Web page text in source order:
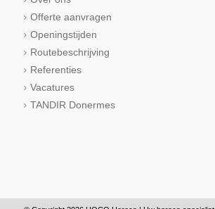
Offerte aanvragen
Openingstijden
Routebeschrijving
Referenties
Vacatures
TANDIR Donermes